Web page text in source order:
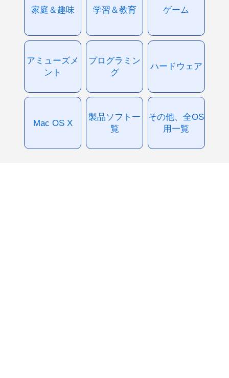
家庭＆趣味 学習＆教育 ゲーム
アミューズメ
ント
プログラミン
グ
ハードウェア
Mac OS X
製品ソフト一
覧
その他、全OS
用一覧